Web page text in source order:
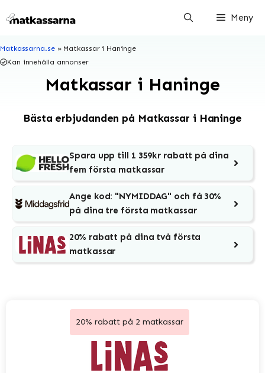
till
Meny
Matkassarna.se» Matkassar i Haninge
Kan innehålla annonser
Matkassar i Haninge
Bästa erbjudanden på Matkassar i Haninge
Spara upp till 1 359kr rabatt på dina
fem första matkassar
Ange kod: "NYMIDDAG" och få 30%
på dina tre första matkassar
20% rabatt på dina två första
matkassar
20% rabatt på 2 matkassar